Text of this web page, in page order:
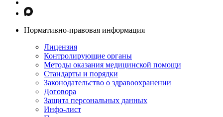
Нормативно-правовая информация
Лицензия
Контролирующие органы
Методы оказания медицинской помощи
Стандарты и порядки
Законодательство о здравоохранении
Договора
Защита персональных данных
Инфо-лист